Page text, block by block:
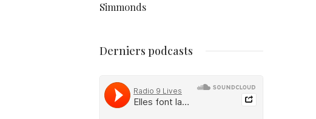
Simmonds
Derniers podcasts